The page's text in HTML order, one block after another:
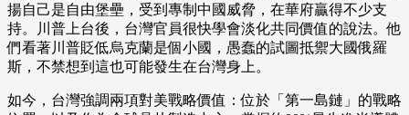
揚自己是自由堡壘，受到專制中國威脅，在華府贏得不少支
持。川普上台後，台灣官員很快學會淡化共同價值的說法。他
們看著川普貶低烏克蘭是個小國，愚蠢的試圖抵禦大國俄羅
斯，不禁想到這也可能發生在台灣身上。
如今，台灣強調兩項對美戰略價值：位於「第一島鏈」的戰略